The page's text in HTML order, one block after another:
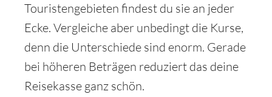
Touristengebieten findest du sie an jeder
Ecke. Vergleiche aber unbedingt die Kurse,
denn die Unterschiede sind enorm. Gerade
bei höheren Beträgen reduziert das deine
Reisekasse ganz schön.